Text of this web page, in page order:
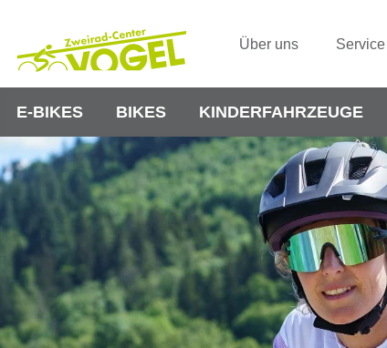
Über uns Service
E-BIKES BIKES KINDERFAHRZEUGE